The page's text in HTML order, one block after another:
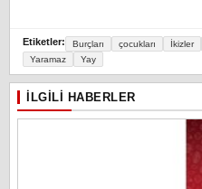
Etiketler: Burçları çocukları İkizler
Yaramaz
Yay
İLGILI HABERLER